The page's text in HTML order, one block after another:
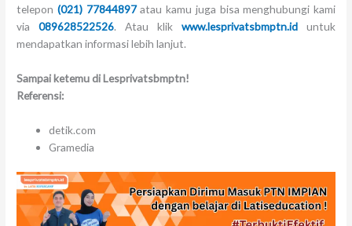
telepon (021) 77844897atau kamu juga bisa menghubungi kami
via089628522526. Atau klik www.lesprivatsbmptn.iduntuk
mendapatkan informasi lebih lanjut.
Sampai ketemu di Lesprivatsbmptn!
Referensi:
detik.com
Gramedia